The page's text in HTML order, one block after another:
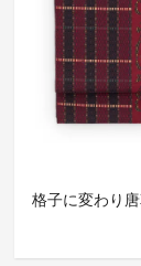
格子に変わり